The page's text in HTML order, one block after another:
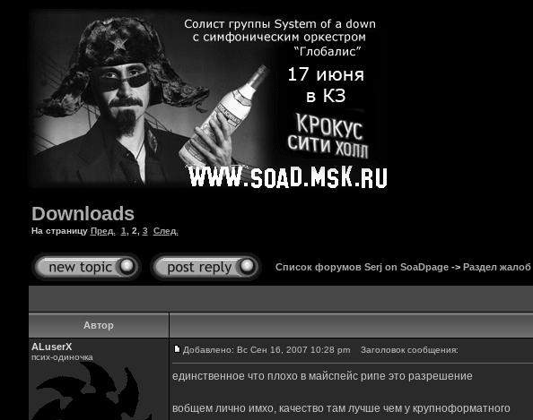
Downloads
На страницу Пред. 1 2 3 След.
Список форумов Serj on SoaDpage-> Раздел жалоб
Автор
ALuserX
псих-одиночка
Добавлено: Вс Сен 16, 2007 10:28 pm Заголовок сообщения:
единственное что плохо в майспейс рипе это разрешение
вобщем лично имхо, качество там лучше чем у крупноформатного